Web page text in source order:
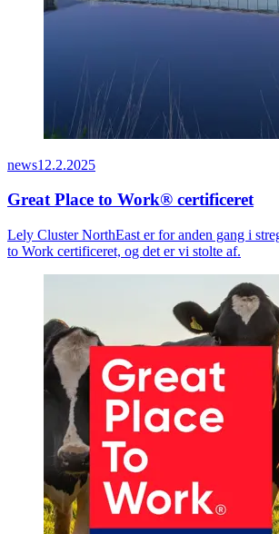
news12.2.2025
Great Place to Work® certificeret
Lely Cluster NorthEast er for anden gang i
to Work certificeret, og det er vi stolte af.